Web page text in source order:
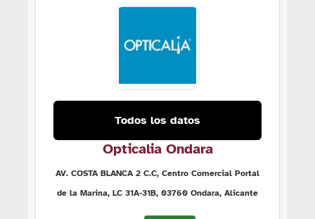
Todos los datos
Opticalia Ondara
AV. COSTA BLANCA 2 C.C, Centro Comercial Portal
de la Marina, LC 31A-31B, 03760 Ondara, Alicante